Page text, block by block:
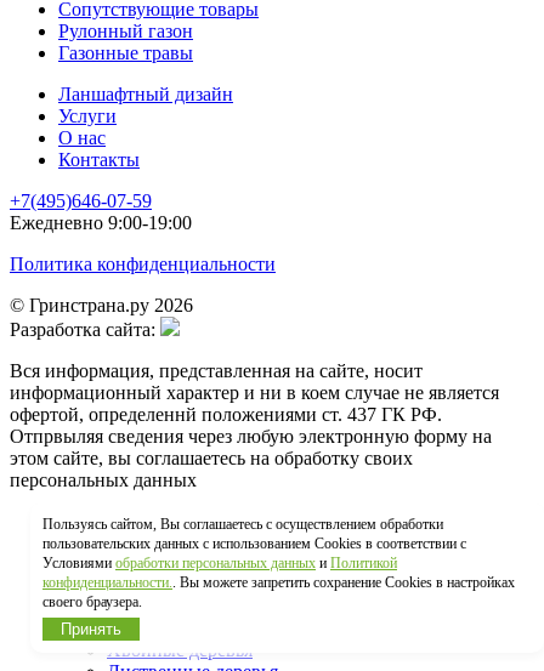
Сопутствующие товары
Рулонный газон
Газонные травы
Ланшафтный дизайн
Услуги
О нас
Контакты
+7(495)646-07-59
Ежедневно 9:00-19:00
Политика конфиденциальности
© Гринстрана.ру 2026
Разработка сайта:
Вся информация, представленная на сайте, носит
информационный характер и ни в коем случае не является
офертой, определеннй положениями ст. 437 ГК РФ.
Отпрвыляя сведения через любую электронную форму на
этом сайте, вы соглашаетесь на обработку своих
персональных данных
Главная
КАТАЛОГ
Туя западная
Хвойные кустарники
Крупномеры
Хвойные деревья
Пользуясь сайтом, Вы соглашаетесь с осуществлением обработки
пользовательских данных с использованием Cookies в соответствии с
Условиями обработки персональных данных и Политикой
конфиденциальности.. Вы можете запретить сохранение Cookies в настройках
своего браузера.
Принять